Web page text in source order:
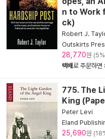
n to Work
ck)
Robert J.
Outskirts
28,770원
택배로 주문하면
775. The
King
Peter Levi
Eland
25,690원